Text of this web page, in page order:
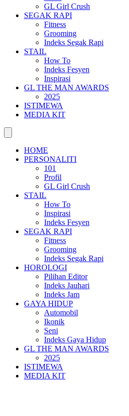
GL Girl Crush
SEGAK RAPI
Fitness
Grooming
Indeks Segak Rapi
STAIL
How To
Indeks Fesyen
Inspirasi
GL THE MAN AWARDS
2025
ISTIMEWA
MEDIA KIT
HOME
PERSONALITI
101
Profil
GL Girl Crush
STAIL
How To
Inspirasi
Indeks Fesyen
SEGAK RAPI
Fitness
Grooming
Indeks Segak Rapi
HOROLOGI
Pilihan Editor
Indeks Jauhari
Indeks Jam
GAYA HIDUP
Automobil
Ikonik
Seni
Indeks Gaya Hidup
GL THE MAN AWARDS
2025
ISTIMEWA
MEDIA KIT